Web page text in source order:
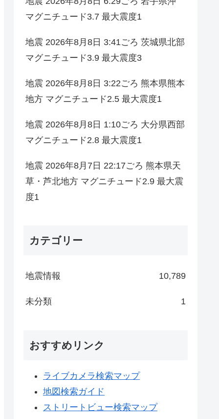
マグニチュード3.7 最大震度1
地震 2026年8月8日 3:41ごろ 茨城県北部
マグニチュード3.9 最大震度3
地震 2026年8月8日 3:22ごろ 熊本県熊本
地方 マグニチュード2.5 最大震度1
地震 2026年8月8日 1:10ごろ 大分県西部
マグニチュード2.8 最大震度1
地震 2026年8月7日 22:17ごろ 熊本県天
草・芦北地方 マグニチュード2.9 最大震
度1
カテゴリー
地震情報 10,789
未分類 1
おすすめリンク
ライブカメラ検索マップ
地図検索ガイド
ストリートビュー検索マップ